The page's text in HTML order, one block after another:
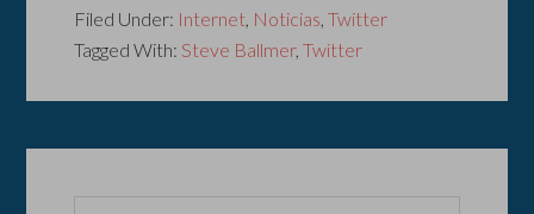
Filed Under: Internet, Noticias,Twitter
Tagged With: Steve Ballmer,Twitter